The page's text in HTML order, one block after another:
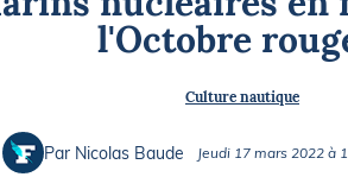
Briefings
l'Octobre
Culture nautique
Par Nicolas Baude Jeudi 17 mars 2022 à